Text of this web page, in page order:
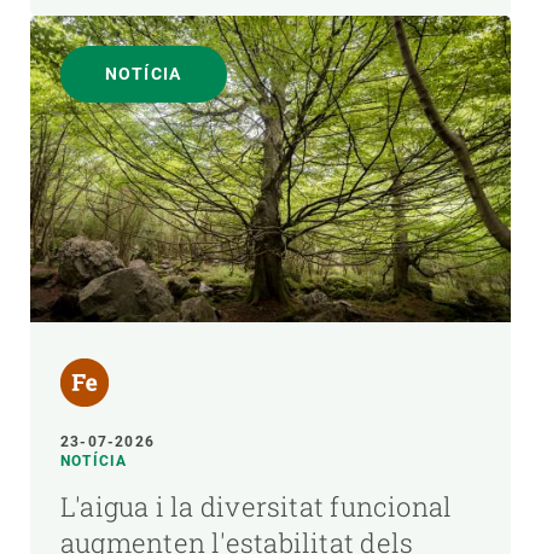
NOTÍCIA
23-07-2026
NOTÍCIA
L'aigua i la diversitat funcional
augmenten l'estabilitat dels